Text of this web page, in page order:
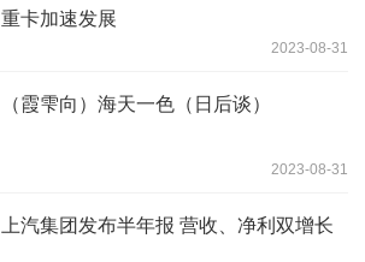
重卡加速发展
2023-08-31
（霞雫向）海天一色（日后谈）
2023-08-31
上汽集团发布半年报 营收、净利双增长